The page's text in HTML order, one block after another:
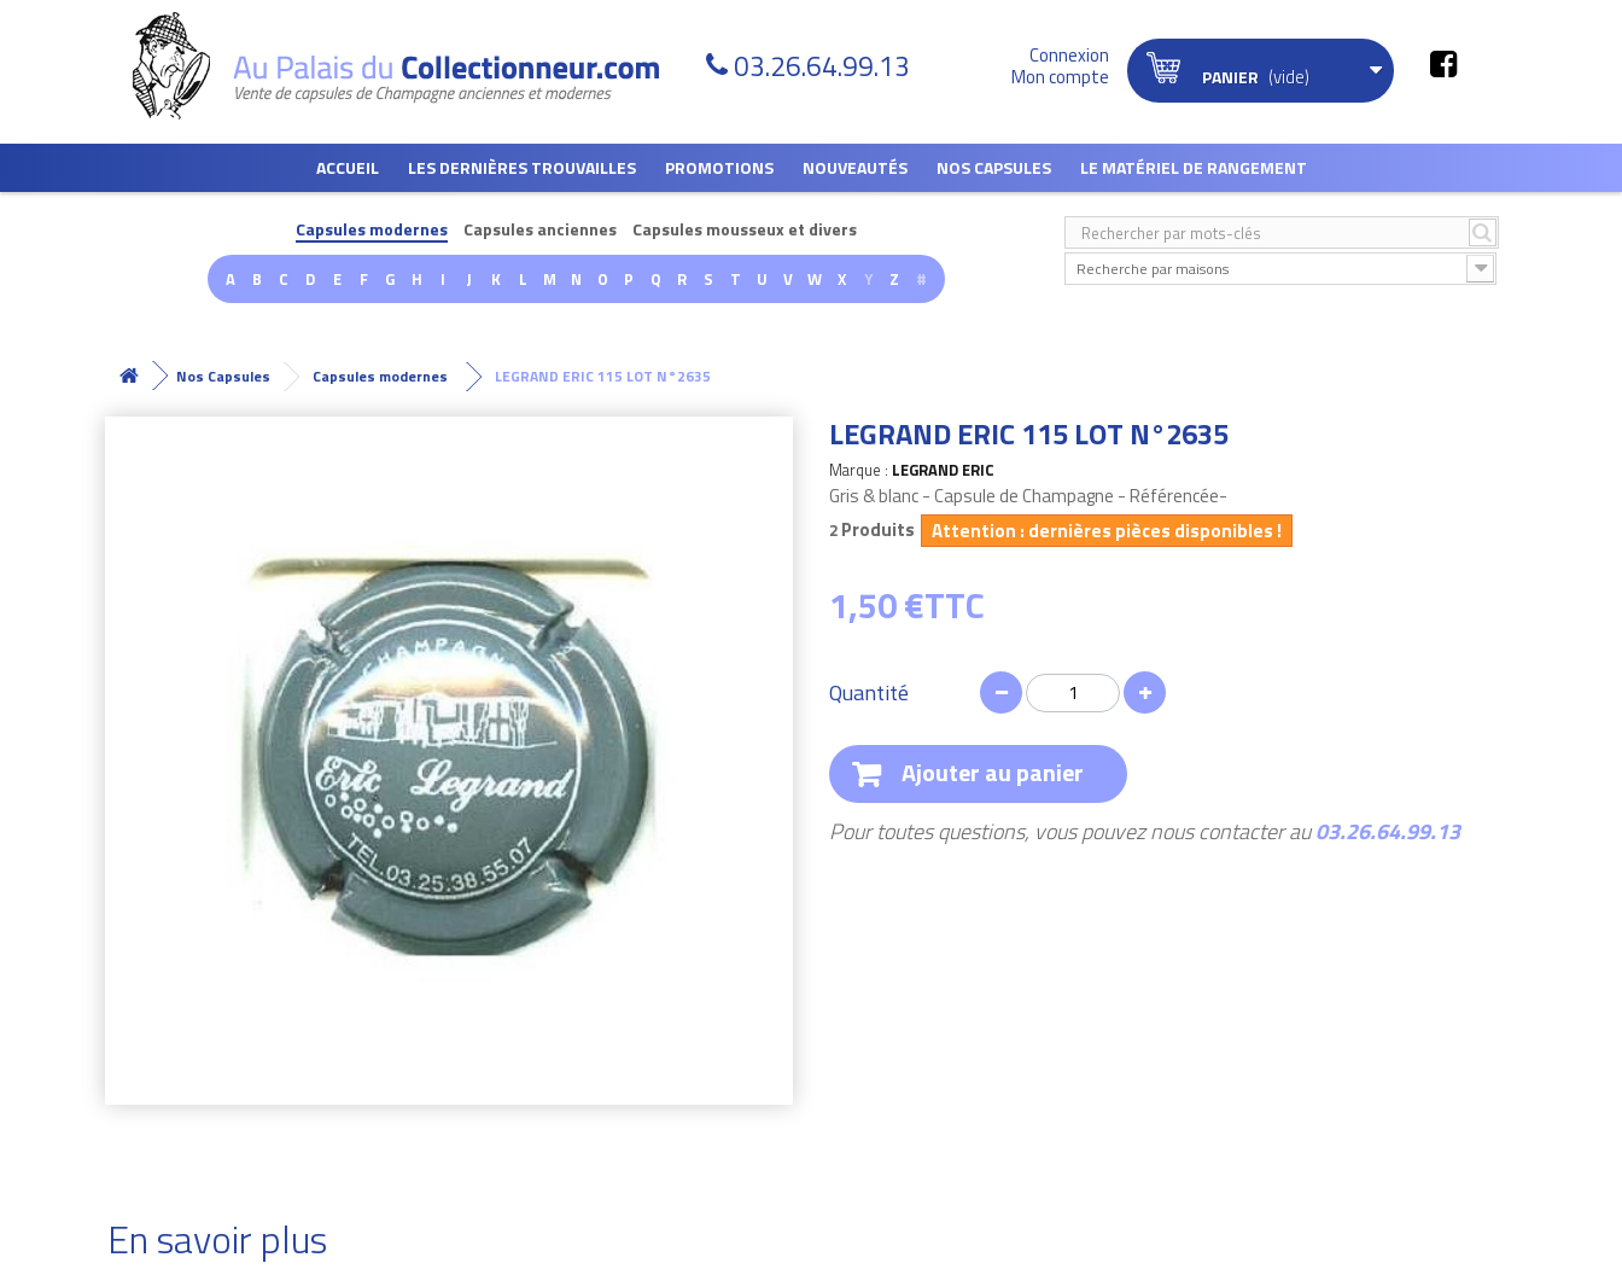
03.26.64.99.13 Connexion
Mon compte PANIER (vide)
ACCUEIL LES DERNIÈRES TROUVAILLES PROMOTIONS NOUVEAUTÉS NOS CAPSULES LE MATÉRIEL DE RANGEMENT
Capsules modernes Capsules anciennes Capsules mousseux et divers
A B C D E F G H I J K L M N O P Q R S T U V W X Y Z # Recherche par maisons
Nos Capsules Capsules modernes LEGRAND ERIC 115 LOT N°2635
LEGRAND ERIC 115 LOT N°2635
Marque : LEGRAND ERIC
Gris & blanc - Capsule de Champagne - Référencée-
2 Produits Attention : dernières pièces disponibles !
1,50 €TTC
Quantité
Ajouter au panier
Pour toutes questions, vous pouvez nous contacter au03.26.64.99.13
En savoir plus